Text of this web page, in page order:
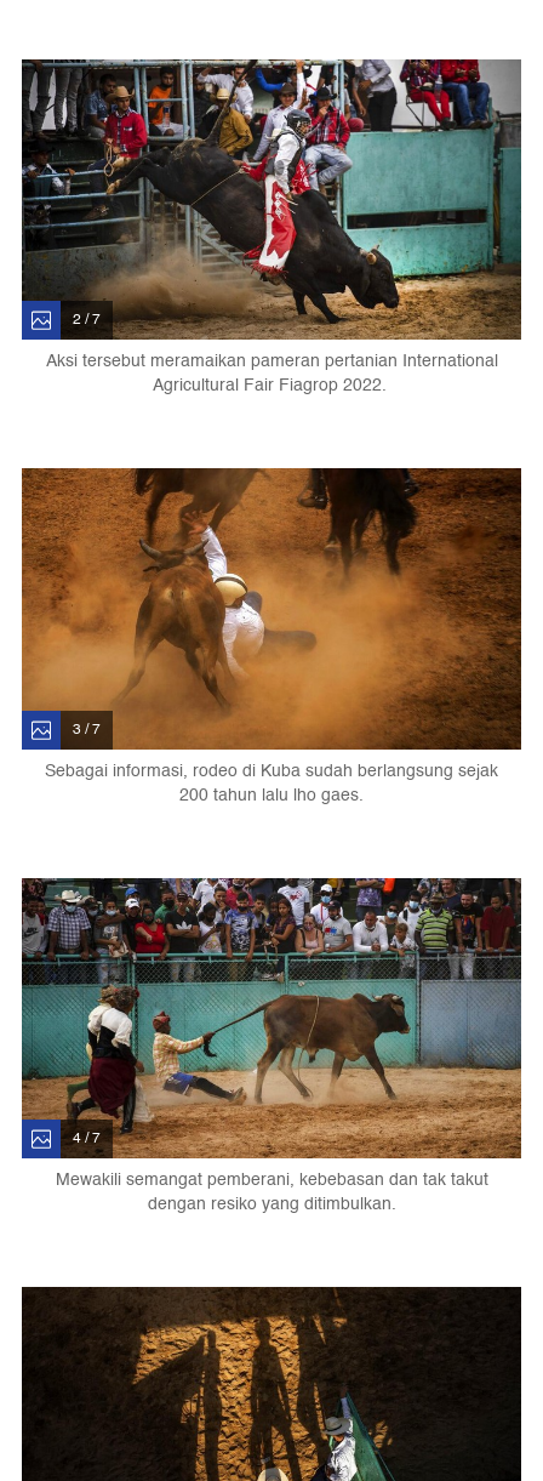
2 / 7
Aksi tersebut meramaikan pameran pertanian International
Agricultural Fair Fiagrop 2022.
3 / 7
Sebagai informasi, rodeo di Kuba sudah berlangsung sejak
200 tahun lalu lho gaes.
4 / 7
Mewakili semangat pemberani, kebebasan dan tak takut
dengan resiko yang ditimbulkan.